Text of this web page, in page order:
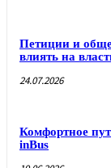
Петиции и
влиять на
24.07.2026
Комфортное
inBus